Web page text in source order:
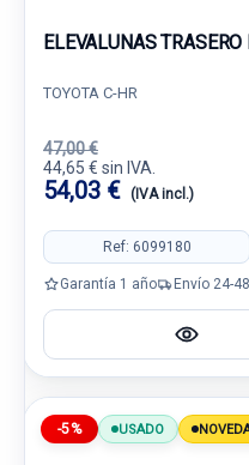
ELEVALUNAS
TOYOTA C-HR
47,00 €
44,65 € sin IVA.
54,03 € (IVA incl.)
Ref: 6099180
Garantía 1 año Envío 24-
-5% USADO